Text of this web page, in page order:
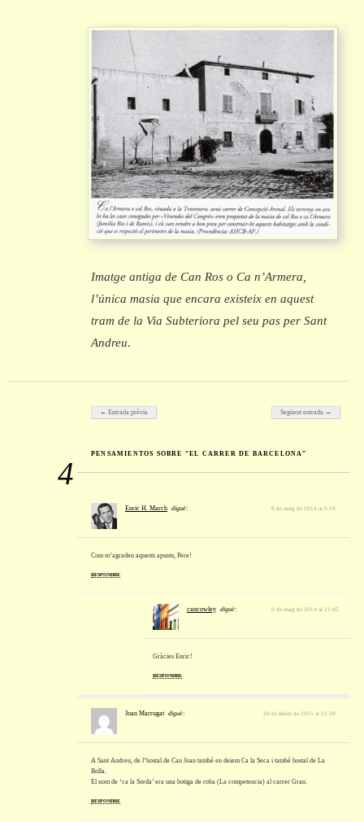
Imatge antiga de Can Ros o Ca n’Armera,
l’única masia que encara existeix en aquest
tram de la Via Subteriora pel seu pas per Sant
Andreu.
Post navigation
← Entrada prèvia Següent entrada →
4
PENSAMIENTOS SOBRE “EL CARRER DE BARCELONA”
Enric H. March diguè: 8 de maig de 2014 at 0:19
Com m’agraden aquests apunts, Pere!
RESPONDRE
cancowley diguè: 9 de maig de 2014 at 21:45
Gràcies Enric!
RESPONDRE
Joan Marrugat diguè: 20 de febrer de 2015 at 21:39
A Sant Andreu, de l’hostal de Can Joan també en deiem Ca la Seca i també hostal de La
Bolla.
El nom de ‘ca la Sorda’ era una botiga de roba (La competencia) al carrer Gran.
RESPONDRE